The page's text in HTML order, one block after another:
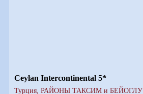
Ceylan Intercontinental 5*
Турция, РАЙОНЫ ТАКСИМ и БЕЙОГЛУ